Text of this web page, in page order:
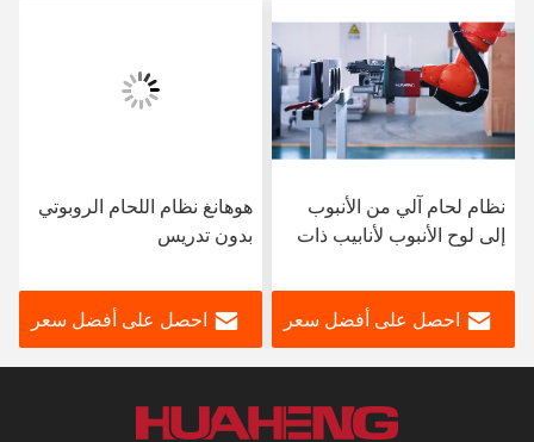
نظام لحام آلي من الأنبوب
إلى لوح الأنبوب لأنابيب ذات
احصل على أفضل سعر
هوهانغ نظام اللحام الروبوتي
بدون تدريس
احصل على أفضل سعر